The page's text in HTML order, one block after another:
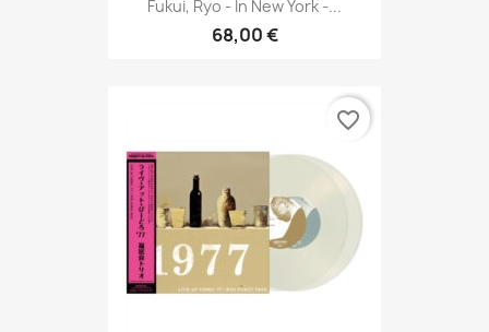
Fukui, Ryo - In New York -...
68,00 €
favorite_border